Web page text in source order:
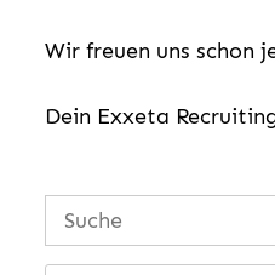
Wir freuen uns schon
Dein Exxeta